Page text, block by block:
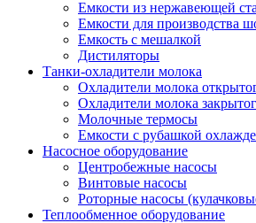
Емкости из нержавеющей
Емкости для производства
Емкость с мешалкой
Дистиляторы
Танки-охладители молока
Охладители молока
Охладители молока
Молочные термосы
Емкости с рубашкой
Насосное оборудование
Центробежные насосы
Винтовые насосы
Роторные насосы
Теплообменное оборудование